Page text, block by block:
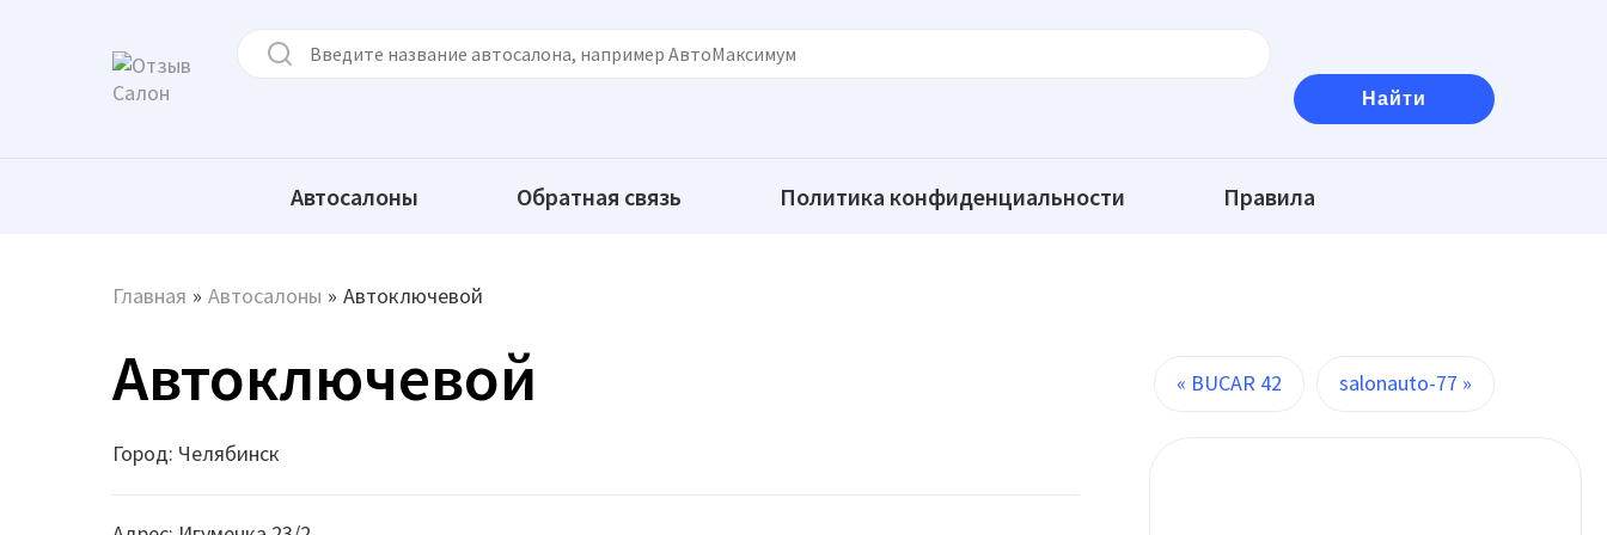
Автосалоны Обратная связь Политика конфиденциальности Правила
Главная » Автосалоны » Автоключевой
Автоключевой « BUCAR 42 salonauto-77 »
Город: Челябинск